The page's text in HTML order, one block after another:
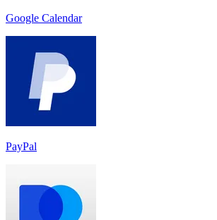
Google Calendar
PayPal